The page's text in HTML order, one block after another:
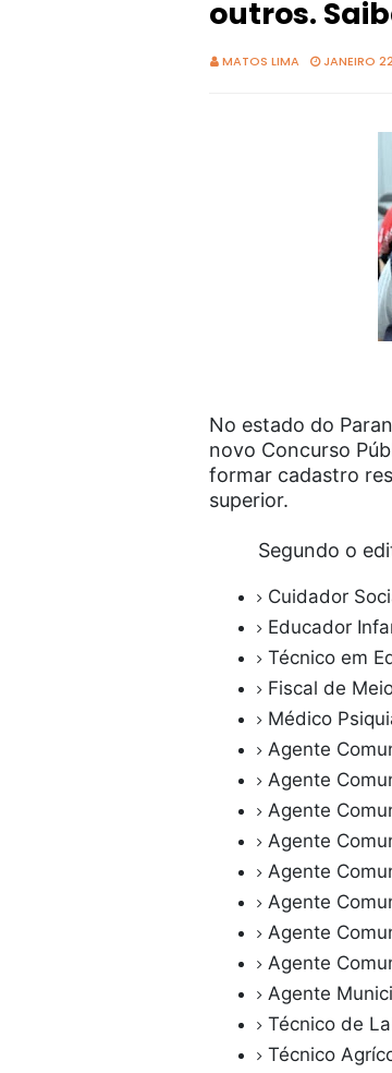
outros.
MATOS LIMA JANEIRO
No estado do
novo Concurso
formar cadastro
superior.
Segundo o
Cuidador
Educador
Técnico em
Fiscal de
Médico
Agente
Agente
Agente
Agente
Agente
Agente
Agente
Agente
Agente
Técnico de
Técnico